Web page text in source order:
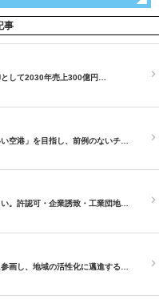
事
として2030年売上300億円…
空港」を目指し、前例のないチ…
。許認可・企業誘致・工業団地…
画し、地域の活性化に邁進する…